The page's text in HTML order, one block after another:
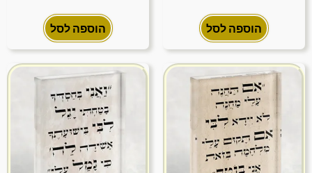
הוספה לסל הוספה לסל